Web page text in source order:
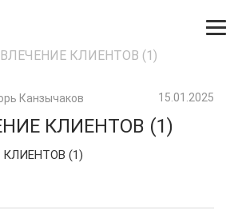
КЛИЕНТОВ (1)
Канзычаков 15.01.2025
КЛИЕНТОВ (1)